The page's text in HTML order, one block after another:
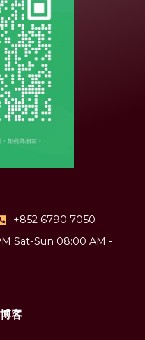
+852 6790 7050
Sat-Sun 08:00 AM -
客